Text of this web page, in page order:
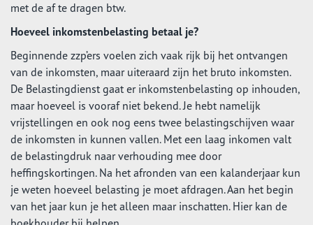
met de af te dragen btw.
Hoeveel inkomstenbelasting betaal je?
Beginnende zzp’ers voelen zich vaak rijk bij het ontvangen
van de inkomsten, maar uiteraard zijn het bruto inkomsten.
De Belastingdienst gaat er inkomstenbelasting op inhouden,
maar hoeveel is vooraf niet bekend. Je hebt namelijk
vrijstellingen en ook nog eens twee belastingschijven waar
de inkomsten in kunnen vallen. Met een laag inkomen valt
de belastingdruk naar verhouding mee door
heffingskortingen. Na het afronden van een kalanderjaar kun
je weten hoeveel belasting je moet afdragen. Aan het begin
van het jaar kun je het alleen maar inschatten. Hier kan de